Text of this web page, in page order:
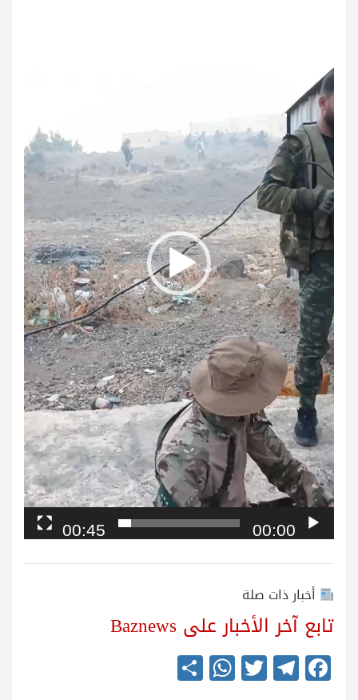
00:00
00:45
أخبار ذات صلة
تابع آخر الأخبار على Baznews
Fa
Te
T
W